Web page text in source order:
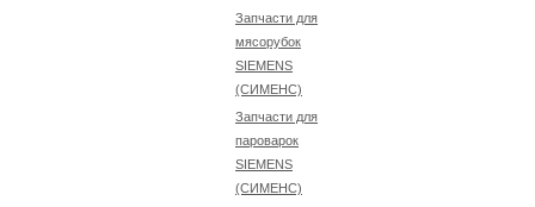
Запчасти для
мясорубок
SIEMENS
(СИМЕНС)
Запчасти для
пароварок
SIEMENS
(СИМЕНС)